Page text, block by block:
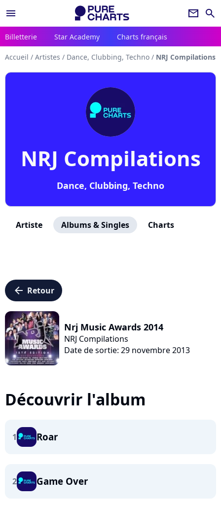
menu newsletter search
Billetterie Star Academy Charts français
Accueil / Artistes / Dance, Clubbing, Techno / NRJ Compilations
NRJ Compilations
Dance, Clubbing, Techno
Artiste Albums & Singles Charts
arrow_left Retour
Nrj Music Awards 2014
NRJ Compilations
Date de sortie: 29 novembre 2013
Découvrir l'album
1 Roar
2 Game Over